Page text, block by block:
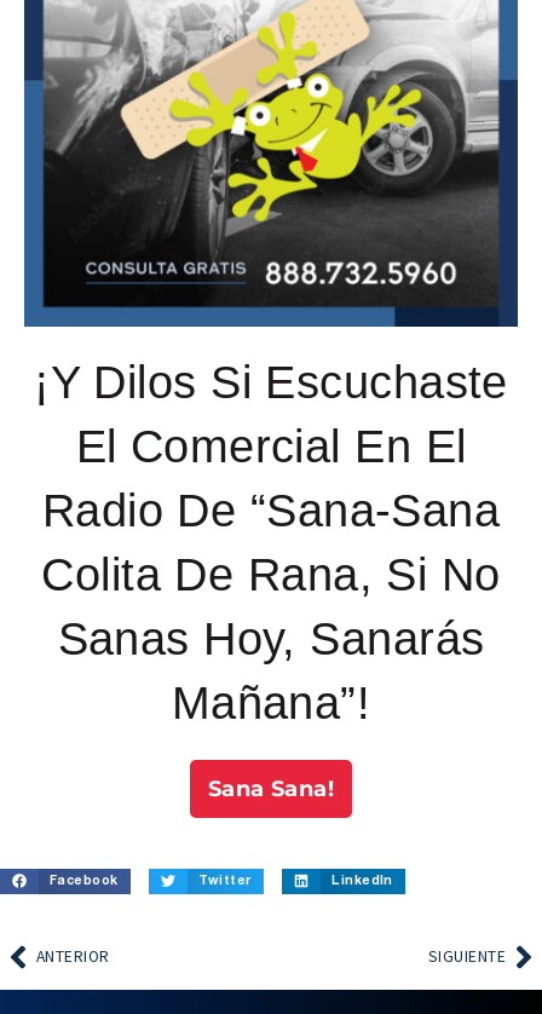
¡Y Dilos Si Escuchaste
El Comercial En El
Radio De “Sana-Sana
Colita De Rana, Si No
Sanas Hoy, Sanarás
Mañana”!
Sana Sana!
Facebook Twitter LinkedIn
ANTERIOR SIGUIENTE